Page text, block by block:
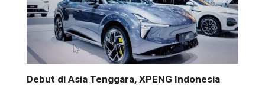
Debut di Asia Tenggara, XPENG Indonesia